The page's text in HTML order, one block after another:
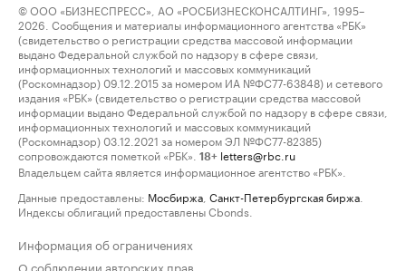
© ООО «БИЗНЕСПРЕСС», АО «РОСБИЗНЕСКОНСАЛТИНГ», 1995–
2026. Сообщения и материалы информационного агентства «РБК»
(свидетельство о регистрации средства массовой информации
выдано Федеральной службой по надзору в сфере связи,
информационных технологий и массовых коммуникаций
(Роскомнадзор) 09.12.2015 за номером ИА №ФС77-63848) и сетевого
издания «РБК» (свидетельство о регистрации средства массовой
информации выдано Федеральной службой по надзору в сфере связи,
информационных технологий и массовых коммуникаций
(Роскомнадзор) 03.12.2021 за номером ЭЛ №ФС77-82385)
сопровождаются пометкой «РБК».
18+ letters@rbc.ru
Владельцем сайта является информационное агентство «РБК».
Данные предоставлены: Мосбиржа Санкт-Петербургская биржа
Индексы облигаций предоставлены Cbonds.
Информация об ограничениях
О соблюдении авторских прав